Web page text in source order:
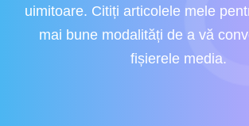
uimitoare. Citiți articolele mele
mai bune modalități de a vă
fișierele media.